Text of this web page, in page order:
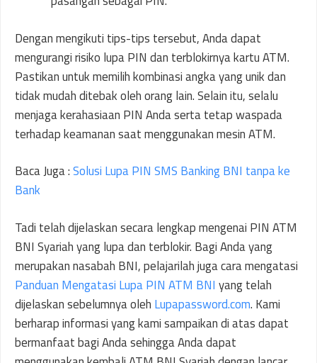
Dengan mengikuti tips-tips tersebut, Anda dapat
mengurangi risiko lupa PIN dan terblokirnya kartu ATM.
Pastikan untuk memilih kombinasi angka yang unik dan
tidak mudah ditebak oleh orang lain. Selain itu, selalu
menjaga kerahasiaan PIN Anda serta tetap waspada
terhadap keamanan saat menggunakan mesin ATM.
Baca Juga :Solusi Lupa PIN SMS Banking BNI tanpa ke
Bank
Tadi telah dijelaskan secara lengkap mengenai PIN ATM
BNI Syariah yang lupa dan terblokir. Bagi Anda yang
merupakan nasabah BNI, pelajarilah juga cara mengatasi
Panduan Mengatasi Lupa PIN ATM BNI yang telah
dijelaskan sebelumnya oleh Lupapassword.com. Kami
berharap informasi yang kami sampaikan di atas dapat
bermanfaat bagi Anda sehingga Anda dapat